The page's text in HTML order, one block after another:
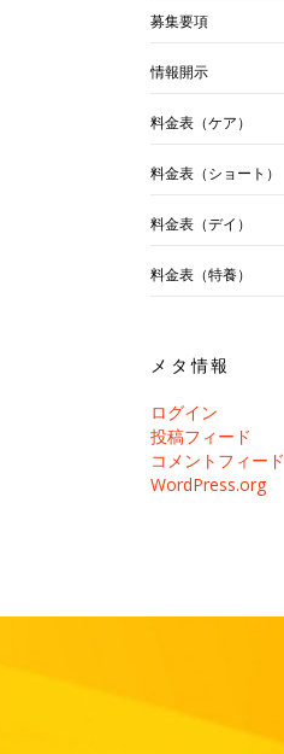
募集要項
情報開示
料金表（ケア）
料金表（ショート）
料金表（デイ）
料金表（特養）
メタ情報
ログイン
投稿フィード
コメントフィード
WordPress.org